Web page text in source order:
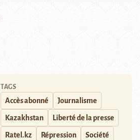
TAGS
Accès abonné Journalisme
Kazakhstan Liberté de la presse
Ratel.kz Répression Société